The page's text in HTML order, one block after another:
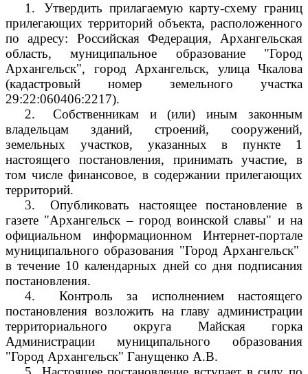
1.
Утвердить прилагаемую карту-схему границ
прилегающих территорий объекта, расположенного
по адресу: Российская Федерация, Архангельская
область, муниципальное образование "Город
Архангельск", город Архангельск, улица Чкалова
(кадастровый номер земельного участка
29:22:060406:2217).
2.
Собственникам и (или) иным законным
владельцам зданий, строений, сооружений,
земельных участков, указанных в пункте 1
настоящего постановления, принимать участие, в
том числе финансовое, в содержании прилегающих
территорий.
3.
Опубликовать настоящее постановление в
газете "Архангельск – город воинской славы" и на
официальном информационном Интернет-портале
муниципального образования "Город Архангельск"
в течение 10 календарных дней со дня подписания
постановления.
4.
Контроль за исполнением настоящего
постановления возложить на главу администрации
территориального округа Майская горка
Администрации муниципального образования
"Город Архангельск" Ганущенко А.В.